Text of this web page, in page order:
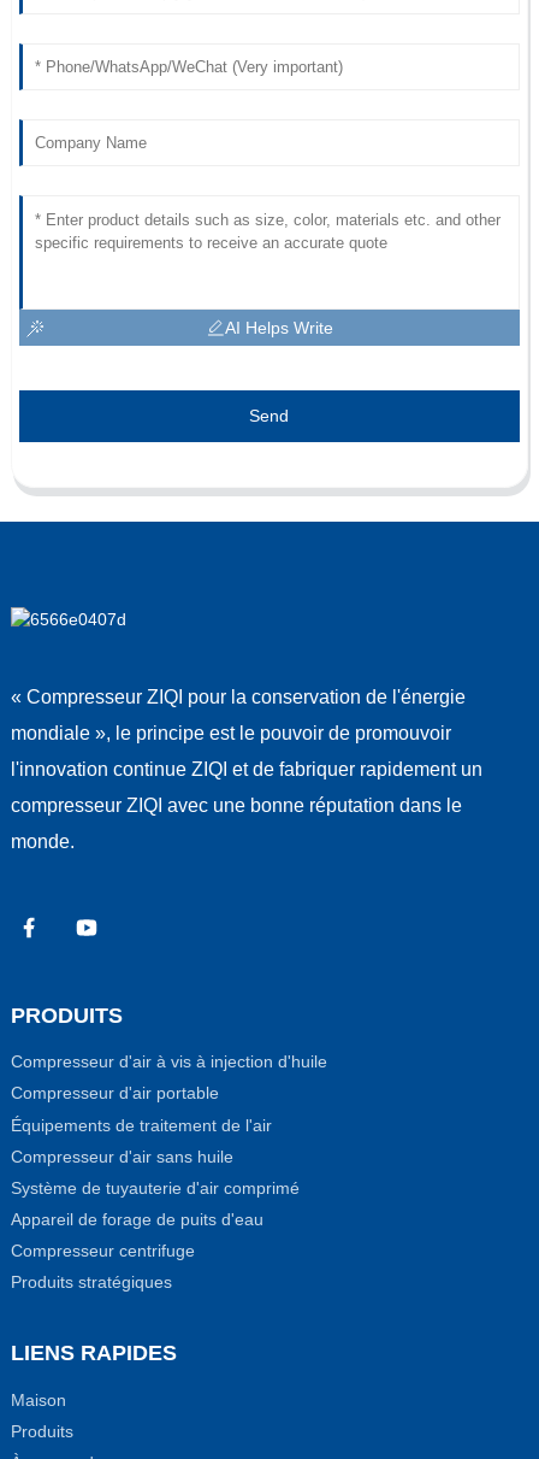
AI Helps Write
Send
« Compresseur ZIQI pour la conservation de l'énergie
mondiale », le principe est le pouvoir de promouvoir
l'innovation continue ZIQI et de fabriquer rapidement un
compresseur ZIQI avec une bonne réputation dans le
monde.
PRODUITS
Compresseur d'air à vis à injection d'huile
Compresseur d'air portable
Équipements de traitement de l'air
Compresseur d'air sans huile
Système de tuyauterie d'air comprimé
Appareil de forage de puits d'eau
Compresseur centrifuge
Produits stratégiques
LIENS RAPIDES
Maison
Produits